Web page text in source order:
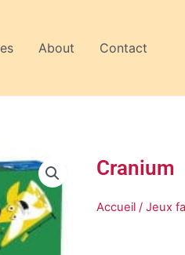
About Contact
Cranium
Accueil/ Jeux